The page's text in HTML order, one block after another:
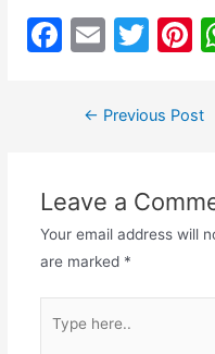
F
o
o
k
E
ai
T
itt er
Post← Previous Post
Leave a
Your email address will
are marked *
here..